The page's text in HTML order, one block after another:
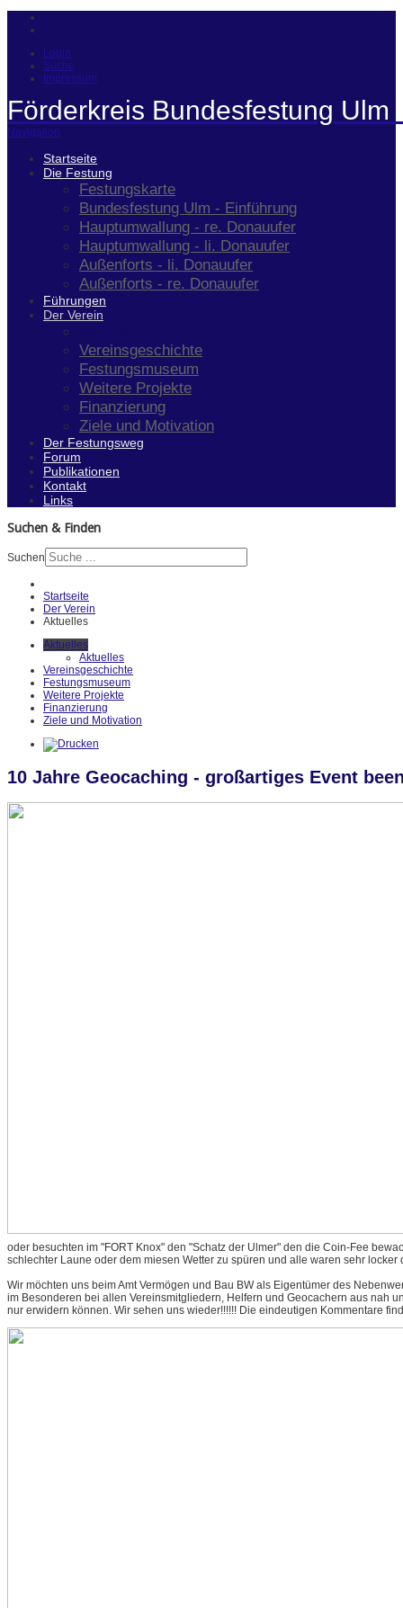
Login
Suche
Impressum
Förderkreis Bundesfestung Ulm
Navigation
Startseite
Die Festung
Festungskarte
Bundesfestung Ulm - Einführung
Hauptumwallung - re. Donauufer
Hauptumwallung - li. Donauufer
Außenforts - li. Donauufer
Außenforts - re. Donauufer
Führungen
Der Verein
Vereinsgeschichte
Festungsmuseum
Weitere Projekte
Finanzierung
Ziele und Motivation
Der Festungsweg
Forum
Publikationen
Kontakt
Links
Suchen & Finden
Suchen
Startseite
Der Verein
Aktuelles
Aktuelles
Aktuelles
Vereinsgeschichte
Festungsmuseum
Weitere Projekte
Finanzierung
Ziele und Motivation
10 Jahre Geocaching - großartiges Event
oder besuchten im "FORT Knox" den "Schatz der Ulmer" den die Coin-Fee
schlechter Laune oder dem miesen Wetter zu spüren und alle waren sehr
Wir möchten uns beim Amt Vermögen und Bau BW als Eigentümer des
im Besonderen bei allen Vereinsmitgliedern, Helfern und Geocachern aus nah
nur erwidern können. Wir sehen uns wieder!!!!!! Die eindeutigen Kommentare